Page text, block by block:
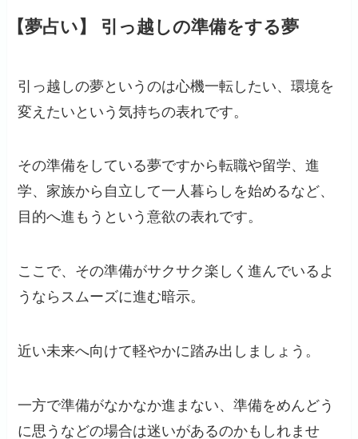
【夢占い】 引っ越しの準備をする夢
引っ越しの夢というのは心機一転したい、環境を
変えたいという気持ちの表れです。
その準備をしている夢ですから転職や留学、進
学、家族から自立して一人暮らしを始めるなど、
目的へ進もうという意欲の表れです。
ここで、その準備がサクサク楽しく進んでいるよ
うならスムーズに進む暗示。
近い未来へ向けて軽やかに踏み出しましょう。
一方で準備がなかなか進まない、準備をめんどう
に思うなどの場合は迷いがあるのかもしれませ